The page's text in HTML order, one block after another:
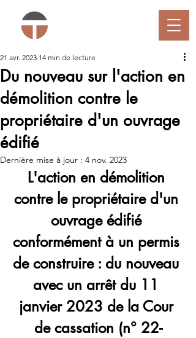
Du nouveau sur l'action en
démolition contre le
propriétaire d'un ouvrage
édifié
21 avr. 2023 14 min de lecture
Dernière mise à jour : 4 nov. 2023
L'action en démolition
contre le propriétaire d'un
ouvrage édifié
conformément à un permis
de construire : du nouveau
avec un arrêt du 11
janvier 2023 de la Cour
de cassation (n° 22-